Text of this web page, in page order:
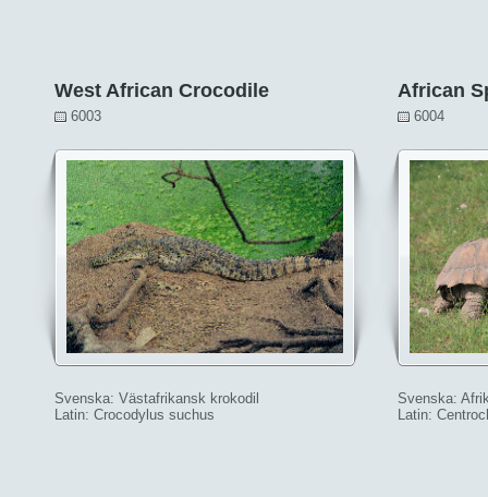
West African Crocodile
6003
Svenska: Västafrikansk krokodil
Latin: Crocodylus suchus
African
6004
Svenska:
Latin: